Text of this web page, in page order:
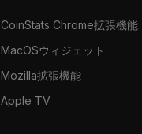
CoinStats Chrome拡張機能
MacOSウィジェット
Mozilla拡張機能
Apple TV